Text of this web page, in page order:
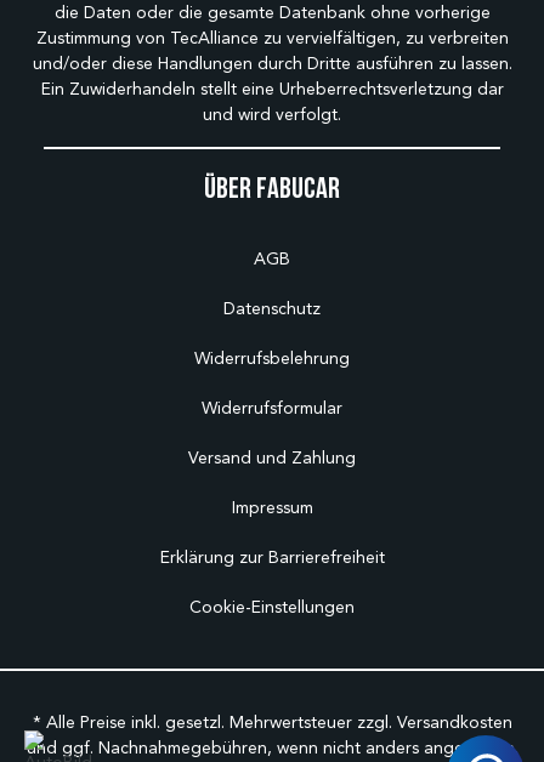
Über Fabucar
AGB
Datenschutz
Widerrufsbelehrung
Widerrufsformular
Versand und Zahlung
Impressum
Erklärung zur Barrierefreiheit
Cookie-Einstellungen
die Daten oder die gesamte Datenbank ohne vorherige
Zustimmung von TecAlliance zu vervielfältigen, zu verbreiten
und/oder diese Handlungen durch Dritte ausführen zu lassen.
Ein Zuwiderhandeln stellt eine Urheberrechtsverletzung dar
und wird verfolgt.
* Alle Preise inkl. gesetzl. Mehrwertsteuer zzgl. Versandkosten
und ggf. Nachnahmegebühren, wenn nicht anders angegeben.